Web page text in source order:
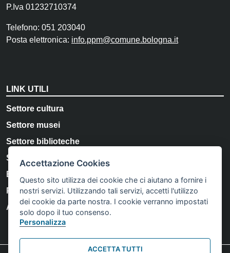
P.Iva 01232710374
Telefono: 051 203040
Posta elettronica: info.ppm@comune.bologna.it
LINK UTILI
Settore cultura
Settore musei
Settore biblioteche
Storia e Memoria di Bologna
Bologna Welcome
Privacy Policy
Accessibilità
Accettazione Cookies
Questo sito utilizza dei cookie che ci aiutano a fornire i
nostri servizi. Utilizzando tali servizi, accetti l'utilizzo
dei cookie da parte nostra. I cookie verranno impostati
solo dopo il tuo consenso.
Personalizza
ACCETTA TUTTI